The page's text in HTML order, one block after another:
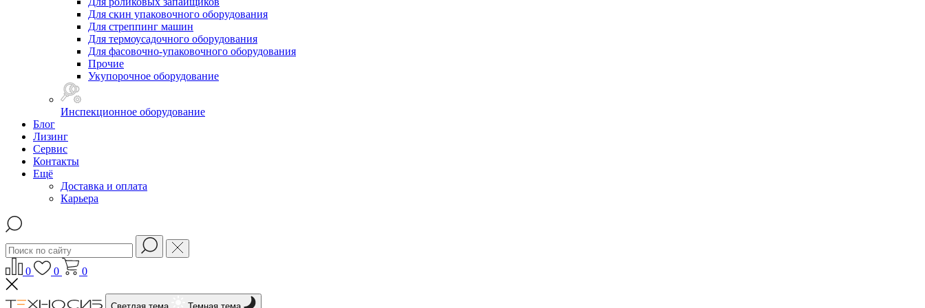
Для скин упаковочного оборудования
Для стреппинг машин
Для термоусадочного оборудования
Для фасовочно-упаковочного оборудования
Прочие
Укупорочное оборудование
Инспекционное оборудование
Блог
Лизинг
Сервис
Контакты
Ещё
Доставка и оплата
Карьера
0 0 0